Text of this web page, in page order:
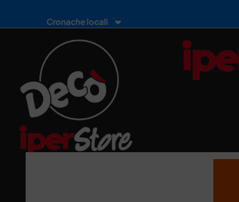
Cronache locali